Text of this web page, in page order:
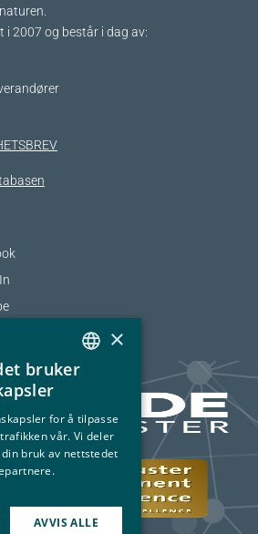
i 2007 og består i dag av:
NORWEGIAN
×
bruker
for å tilpasse
vår. Vi deler
bruk av nettstedet
AVVIS ALLE